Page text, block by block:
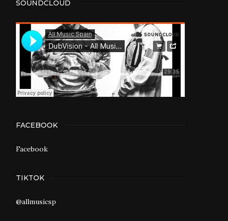
SOUNDCLOUD
FACEBOOK
Facebook
TIKTOK
@allmusicsp